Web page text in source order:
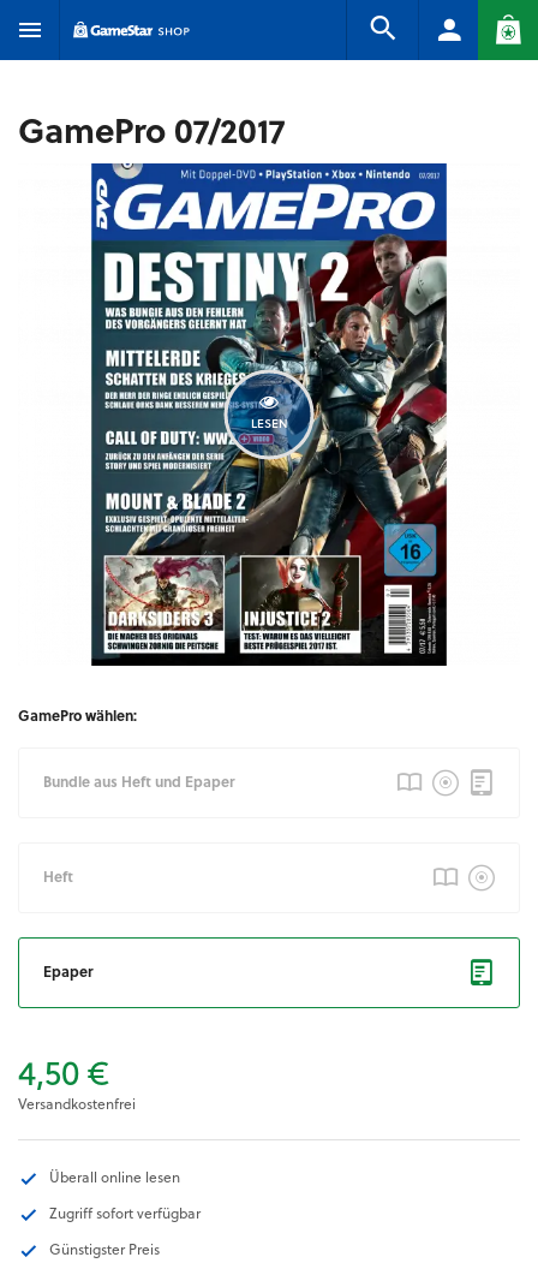
GamePro 07/2017
LESEN
GamePro wählen:
Bundle aus Heft und Epaper
Heft
Epaper
4,50 €
Versandkostenfrei
Überall online lesen
Zugriff sofort verfügbar
Günstigster Preis